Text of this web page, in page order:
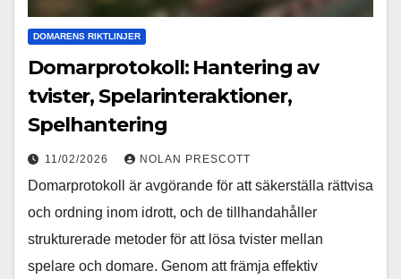
DOMARENS RIKTLINJER
Domarprotokoll: Hantering av
tvister, Spelarinteraktioner,
Spelhantering
11/02/2026 NOLAN PRESCOTT
Domarprotokoll är avgörande för att säkerställa rättvisa
och ordning inom idrott, och de tillhandahåller
strukturerade metoder för att lösa tvister mellan
spelare och domare. Genom att främja effektiv